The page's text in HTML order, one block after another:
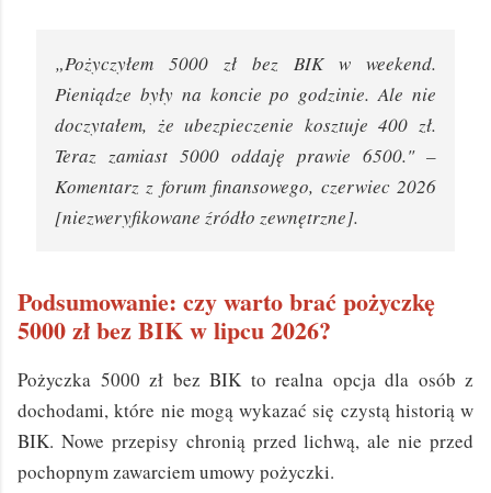
„Pożyczyłem 5000 zł bez BIK w weekend.
Pieniądze były na koncie po godzinie. Ale nie
doczytałem, że ubezpieczenie kosztuje 400 zł.
Teraz zamiast 5000 oddaję prawie 6500." –
Komentarz z forum finansowego, czerwiec 2026
[niezweryfikowane źródło zewnętrzne].
Podsumowanie: czy warto brać pożyczkę
5000 zł bez BIK w lipcu 2026?
Pożyczka 5000 zł bez BIK to realna opcja dla osób z
dochodami, które nie mogą wykazać się czystą historią w
BIK. Nowe przepisy chronią przed lichwą, ale nie przed
pochopnym zawarciem umowy pożyczki.